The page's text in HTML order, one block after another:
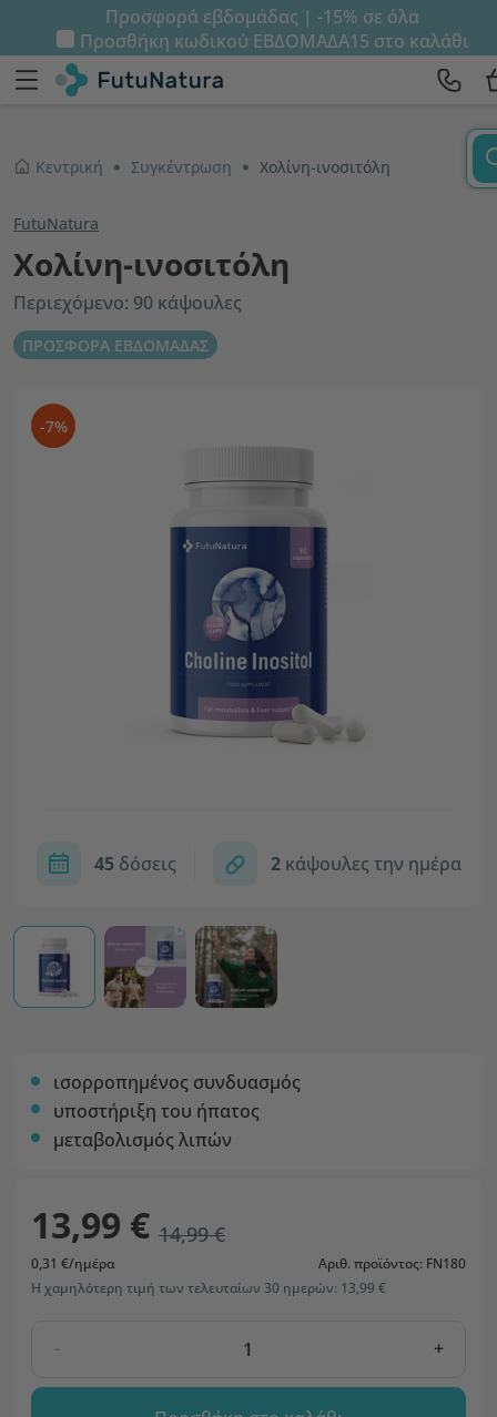
Προσφορά εβδομάδας | -15% σε όλα
Προσθήκη κωδικού ΕΒΔΟΜΑΔΑ15 στο καλάθι
Κεντρική Συγκέντρωση Χολίνη-ινοσιτόλη
FutuNatura
Χολίνη-ινοσιτόλη
Περιεχόμενο: 90 κάψουλες
ΠΡΟΣΦΟΡΑ ΕΒΔΟΜΑΔΑΣ
-7%
45δόσεις 2κάψουλες την ημέρα
ισορροπημένος συνδυασμός
υποστήριξη του ήπατος
μεταβολισμός λιπών
13,99 € 14,99 €
0,31 €/ημέρα
Αριθ. προϊόντος: FN180
Η χαμηλότερη τιμή των τελευταίων 30 ημερών: 13,99 €
- +